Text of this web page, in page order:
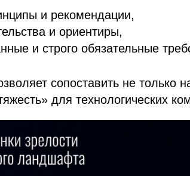
и рекомендации,
и ориентиры,
и строго обязательные
сопоставить не только
для технологических